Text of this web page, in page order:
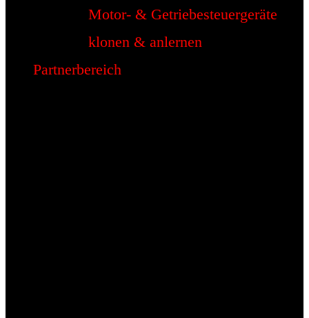
Motor- & Getriebesteuergeräte
klonen & anlernen
Partnerbereich